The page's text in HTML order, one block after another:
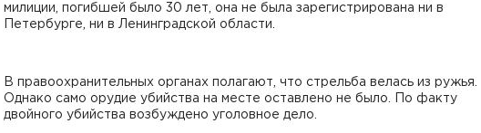
милиции, погибшей было 30 лет, она не была зарегистрирована ни в
Петербурге, ни в Ленинградской области.
В правоохранительных органах полагают, что стрельба велась из ружья.
Однако само орудие убийства на месте оставлено не было. По факту
двойного убийства возбуждено уголовное дело.